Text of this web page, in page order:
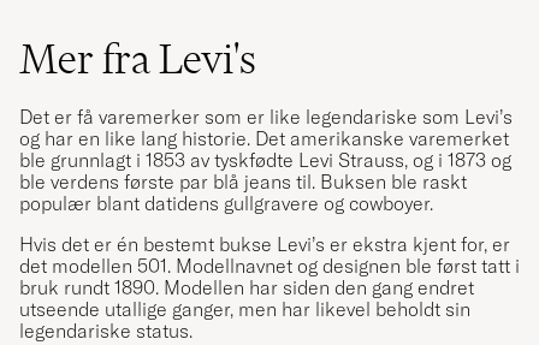
Mer fra Levi's
Det er få varemerker som er like legendariske som Levi’s
og har en like lang historie. Det amerikanske varemerket
ble grunnlagt i 1853 av tyskfødte Levi Strauss, og i 1873 og
ble verdens første par blå jeans til. Buksen ble raskt
populær blant datidens gullgravere og cowboyer.
Hvis det er én bestemt bukse Levi’s er ekstra kjent for, er
det modellen 501. Modellnavnet og designen ble først tatt i
bruk rundt 1890. Modellen har siden den gang endret
utseende utallige ganger, men har likevel beholdt sin
legendariske status.